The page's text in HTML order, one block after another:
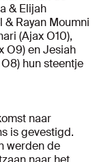
& Elijah
& Rayan Moumni
(Ajax O10),
O9) en Jesiah
hun steentje
naar
is gevestigd.
werden de